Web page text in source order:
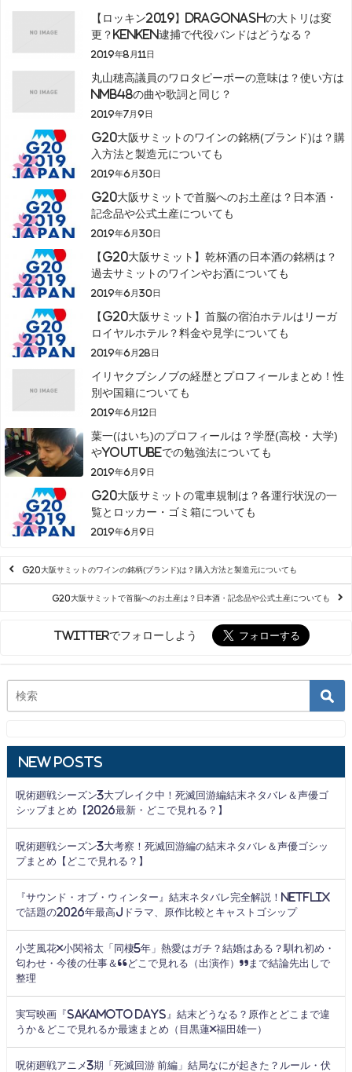
【ロッキン2019】DragonAshの大トリは変
更？KenKen逮捕で代役バンドはどうなる？
2019年8月11日
丸山穂高議員のワロタピーポーの意味は？使い方は
NMB48の曲や歌詞と同じ？
2019年7月9日
G20大阪サミットのワインの銘柄(ブランド)は？購
入方法と製造元についても
2019年6月30日
G20大阪サミットで首脳へのお土産は？日本酒・
記念品や公式土産についても
2019年6月30日
【G20大阪サミット】乾杯酒の日本酒の銘柄は？
過去サミットのワインやお酒についても
2019年6月30日
【G20大阪サミット】首脳の宿泊ホテルはリーガ
ロイヤルホテル？料金や見学についても
2019年6月28日
イリヤクブシノブの経歴とプロフィールまとめ！性
別や国籍についても
2019年6月12日
葉一(はいち)のプロフィールは？学歴(高校・大学)
やyoutubeでの勉強法についても
2019年6月9日
G20大阪サミットの電車規制は？各運行状況の一
覧とロッカー・ゴミ箱についても
2019年6月9日
G20大阪サミットのワインの銘柄(ブランド)は？購入方法と製造元についても
G20大阪サミットで首脳へのお土産は？日本酒・記念品や公式土産についても
Twitterでフォローしよう
New Posts
呪術廻戦シーズン3大ブレイク中！死滅回游編結末ネタバレ＆声優ゴ
シップまとめ【2026最新・どこで見れる？】
呪術廻戦シーズン3大考察！死滅回游編の結末ネタバレ＆声優ゴシッ
プまとめ【どこで見れる？】
『サウンド・オブ・ウィンター』結末ネタバレ完全解説！Netflix
で話題の2026年最高Jドラマ、原作比較とキャストゴシップ
小芝風花×小関裕太「同棲5年」熱愛はガチ？結婚はある？馴れ初め・
匂わせ・今後の仕事＆“どこで見れる（出演作）”まで結論先出しで
整理
実写映画『SAKAMOTO DAYS』結末どうなる？原作とどこまで違
うか＆どこで見れるか最速まとめ（目黒蓮×福田雄一）
呪術廻戦アニメ3期「死滅回游 前編」結局なにが起きた？ルール・伏